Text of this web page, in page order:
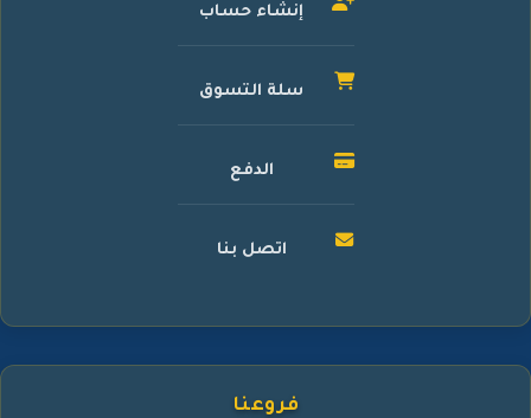
إنشاء حساب
سلة التسوق
الدفع
اتصل بنا
فروعنا